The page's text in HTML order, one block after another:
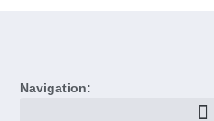
Navigation: